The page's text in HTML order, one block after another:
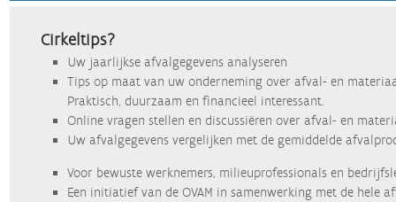
Cirkeltips?
Uw jaarlijkse afvalgegevens analyseren
Tips op maat van uw onderneming over afval- en
Praktisch, duurzaam en financieel interessant.
Online vragen stellen en discussiëren over afval- en
Uw afvalgegevens vergelijken met de gemiddelde
Voor bewuste werknemers, milieuprofessionals en
Een initiatief van de OVAM in samenwerking met de hele